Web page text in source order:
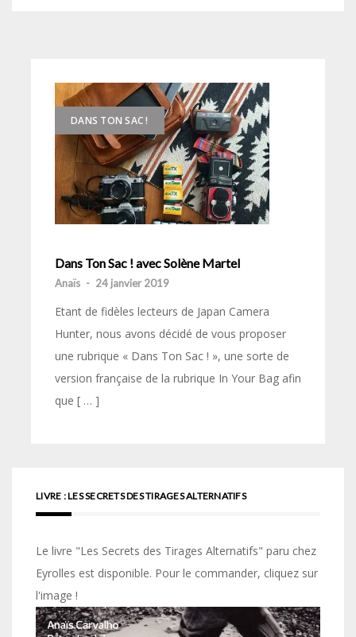
DANS TON SAC !
Dans Ton Sac ! avec Solène Martel
Anaïs - 24 janvier 2019
Etant de fidèles lecteurs de Japan Camera
Hunter, nous avons décidé de vous proposer
une rubrique « Dans Ton Sac ! », une sorte de
version française de la rubrique In Your Bag afin
que [ … ]
LIVRE : LES SECRETS DES TIRAGES ALTERNATIFS
Le livre "Les Secrets des Tirages Alternatifs" paru chez
Eyrolles est disponible. Pour le commander, cliquez sur
l'image !